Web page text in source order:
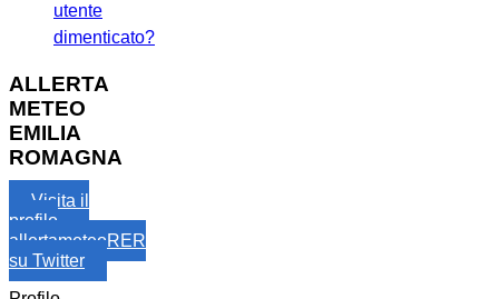
utente
dimenticato?
ALLERTA
METEO
EMILIA
ROMAGNA
Visita il
profilo
allertameteoRER
su Twitter